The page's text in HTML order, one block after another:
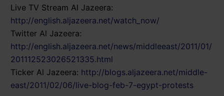
Live TV Stream Al Jazeera:
http://english.aljazeera.net/watch_now/
Twitter Al Jazeera:
http://english.aljazeera.net/news/middleeast/2011/01/
201112523026521335.html
Ticker Al Jazeera: http://blogs.aljazeera.net/middle-
east/2011/02/06/live-blog-feb-7-egypt-protests